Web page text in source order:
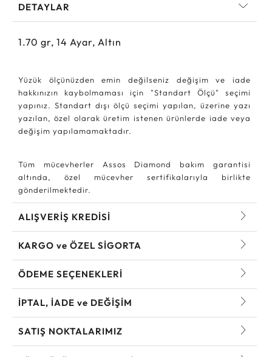
DETAYLAR
1.70 gr, 14 Ayar, Altın
Yüzük ölçünüzden emin değilseniz değişim ve iade
hakkınızın kaybolmaması için "Standart Ölçü" seçimi
yapınız. Standart dışı ölçü seçimi yapılan, üzerine yazı
yazılan, özel olarak üretim istenen ürünlerde iade veya
değişim yapılamamaktadır.
Tüm mücevherler Assos Diamond bakım garantisi
altında, özel mücevher sertifikalarıyla birlikte
gönderilmektedir.
ALIŞVERİŞ KREDİSİ
KARGO ve ÖZEL SİGORTA
ÖDEME SEÇENEKLERİ
İPTAL, İADE ve DEĞİŞİM
SATIŞ NOKTALARIMIZ